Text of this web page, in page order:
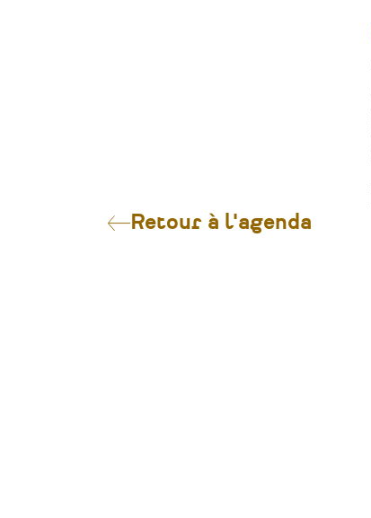
Retour à l'agenda